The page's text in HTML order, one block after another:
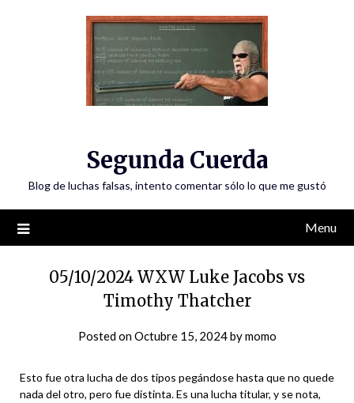
Segunda Cuerda
Blog de luchas falsas, intento comentar sólo lo que me gustó
Menu
05/10/2024 WXW Luke Jacobs vs
Timothy Thatcher
Posted onOctubre 15, 2024bymomo
Esto fue otra lucha de dos tipos pegándose hasta que no quede
nada del otro, pero fue distinta. Es una lucha titular, y se nota,